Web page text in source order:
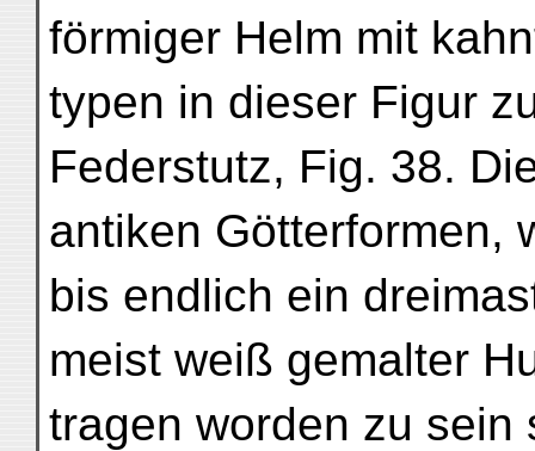
förmiger Helm mit
typen in dieser Figur
Federstutz, Fig. 38.
antiken Götterformen,
bis endlich ein
meist weiß gemalter
tragen worden zu